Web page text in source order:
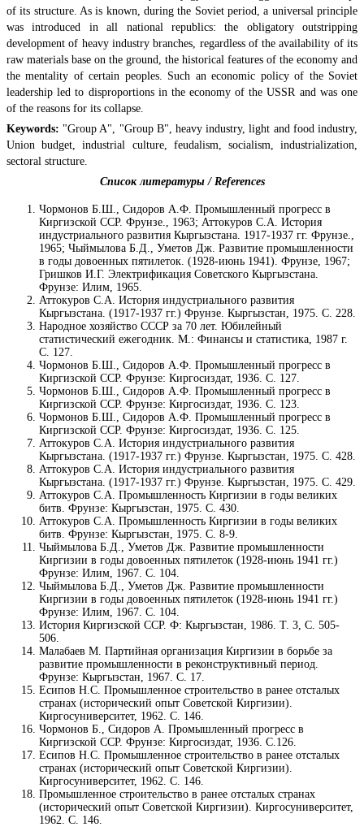
of its structure. As is known, during the Soviet period, a universal principle
was introduced in all national republics: the obligatory outstripping
development of heavy industry branches, regardless of the availability of its
raw materials base on the ground, the historical features of the economy and
the mentality of certain peoples. Such an economic policy of the Soviet
leadership led to disproportions in the economy of the USSR and was one
of the reasons for its collapse.
Keywords: "Group A", "Group B", heavy industry, light and food industry,
Union budget, industrial culture, feudalism, socialism, industrialization,
sectoral structure.
Список литературы / References
Чормонов Б.Ш., Сидоров А.Ф. Промышленный прогресс в
Киргизской ССР. Фрунзе., 1963; Аттокуров С.А. История
индустриального развития Кыргызстана. 1917-1937 гг. Фрунзе.,
1965; Чыймылова Б.Д., Уметов Дж. Развитие промышленности
в годы довоенных пятилеток. (1928-июнь 1941). Фрунзе, 1967;
Гришков И.Г. Электрификация Советского Кыргызстана.
Фрунзе: Илим, 1965.
Аттокуров С.А. История индустриального развития
Кыргызстана. (1917-1937 гг.) Фрунзе. Кыргызстан, 1975. С. 228.
Народное хозяйство СССР за 70 лет. Юбилейный
статистический ежегодник. М.: Финансы и статистика, 1987 г.
С. 127.
Чормонов Б.Ш., Сидоров А.Ф. Промышленный прогресс в
Киргизской ССР. Фрунзе: Киргосиздат, 1936. С. 127.
Чормонов Б.Ш., Сидоров А.Ф. Промышленный прогресс в
Киргизской ССР. Фрунзе: Киргосиздат, 1936. С. 123.
Чормонов Б.Ш., Сидоров А.Ф. Промышленный прогресс в
Киргизской ССР. Фрунзе: Киргосиздат, 1936. С. 125.
Аттокуров С.А. История индустриального развития
Кыргызстана. (1917-1937 гг.) Фрунзе. Кыргызстан, 1975. С. 428.
Аттокуров С.А. История индустриального развития
Кыргызстана. (1917-1937 гг.) Фрунзе. Кыргызстан, 1975. С. 429.
Аттокуров С.А. Промышленность Киргизии в годы великих
битв. Фрунзе: Кыргызстан, 1975. С. 430.
Аттокуров С.А. Промышленность Киргизии в годы великих
битв. Фрунзе: Кыргызстан, 1975. С. 8-9.
Чыймылова Б.Д., Уметов Дж. Развитие промышленности
Киргизии в годы довоенных пятилеток (1928-июнь 1941 гг.)
Фрунзе: Илим, 1967. С. 104.
Чыймылова Б.Д., Уметов Дж. Развитие промышленности
Киргизии в годы довоенных пятилеток (1928-июнь 1941 гг.)
Фрунзе: Илим, 1967. С. 104.
История Киргизской ССР. Ф: Кыргызстан, 1986. Т. 3, С. 505-
506.
Малабаев М. Партийная организация Киргизии в борьбе за
развитие промышленности в реконструктивный период.
Фрунзе: Кыргызстан, 1967. С. 17.
Есипов Н.С. Промышленное строительство в ранее отсталых
странах (исторический опыт Советской Киргизии).
Киргосуниверситет, 1962. С. 146.
Чормонов Б., Сидоров А. Промышленный прогресс в
Киргизской ССР. Фрунзе: Киргосиздат, 1936. С.126.
Есипов Н.С. Промышленное строительство в ранее отсталых
странах (исторический опыт Советской Киргизии).
Киргосуниверситет, 1962. С. 146.
Промышленное строительство в ранее отсталых странах
(исторический опыт Советской Киргизии). Киргосуниверситет,
1962. С. 146.